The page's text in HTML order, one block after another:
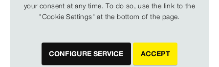
your consent at any time. To do so, use the link to the
"Cookie Settings" at the bottom of the page.
CONFIGURE SERVICE ACCEPT